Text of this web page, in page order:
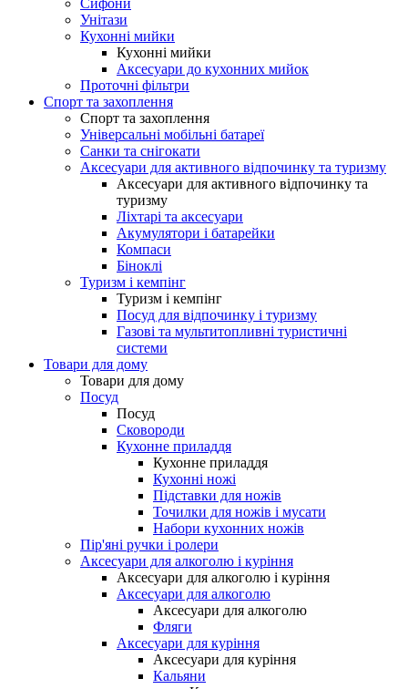
Сифони
Унітази
Кухонні мийки
Кухонні мийки
Аксесуари до кухонних мийок
Проточні фільтри
Спорт та захоплення
Спорт та захоплення
Універсальні мобільні батареї
Санки та снігокати
Аксесуари для активного відпочинку та туризму
Аксесуари для активного відпочинку та
туризму
Ліхтарі та аксесуари
Акумулятори і батарейки
Компаси
Біноклі
Туризм і кемпінг
Туризм і кемпінг
Посуд для відпочинку і туризму
Газові та мультитопливні туристичні
системи
Товари для дому
Товари для дому
Посуд
Посуд
Сковороди
Кухонне приладдя
Кухонне приладдя
Кухонні ножі
Підставки для ножів
Точилки для ножів і мусати
Набори кухонних ножів
Пір'яні ручки і ролери
Аксесуари для алкоголю і куріння
Аксесуари для алкоголю і куріння
Аксесуари для алкоголю
Аксесуари для алкоголю
Фляги
Аксесуари для куріння
Аксесуари для куріння
Кальяни